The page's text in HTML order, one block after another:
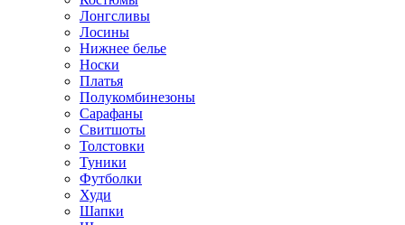
Лонгсливы
Лосины
Нижнее белье
Носки
Платья
Полукомбинезоны
Сарафаны
Свитшоты
Толстовки
Туники
Футболки
Худи
Шапки